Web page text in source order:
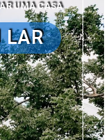
UMA CASA
LAR